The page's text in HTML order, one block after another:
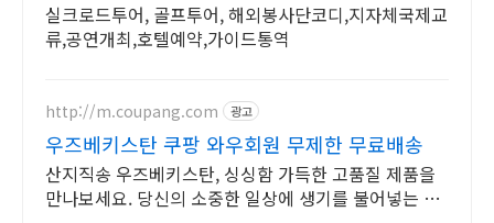
실크로드투어, 골프투어, 해외봉사단코디,지자체국제교
류,공연개최,호텔예약,가이드통역
http://m.coupang.com 광고
우즈베키스탄 쿠팡 와우회원 무제한 무료배송
산지직송 우즈베키스탄, 싱싱함 가득한 고품질 제품을
만나보세요. 당신의 소중한 일상에 생기를 불어넣는 한